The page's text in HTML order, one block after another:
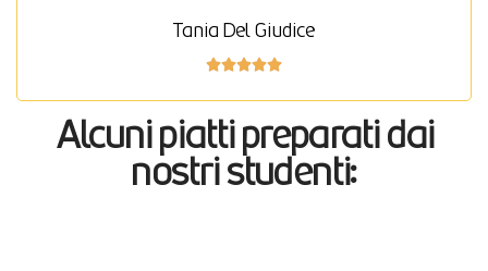
Tania Del Giudice

Alcuni piatti preparati dai
nostri studenti: